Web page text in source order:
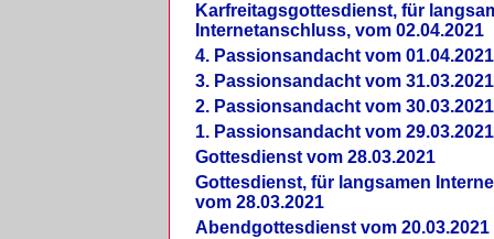
Karfreitagsgottesdienst, für
Internetanschluss, vom 02.04.2021
4. Passionsandacht vom 01.04.2021
3. Passionsandacht vom 31.03.2021
2. Passionsandacht vom 30.03.2021
1. Passionsandacht vom 29.03.2021
Gottesdienst vom 28.03.2021
Gottesdienst, für langsamen
vom 28.03.2021
Abendgottesdienst vom 20.03.2021